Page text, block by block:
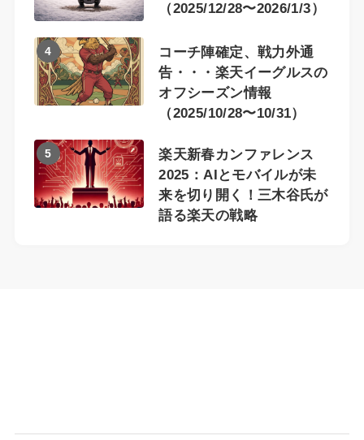
（2025/12/28〜2026/1/3）
4
コーチ陣確定、戦力外通
告・・・楽天イーグルスの
オフシーズン情報
（2025/10/28〜10/31）
5
楽天新春カンファレンス
2025：AIとモバイルが未
来を切り開く！三木谷氏が
語る楽天の戦略